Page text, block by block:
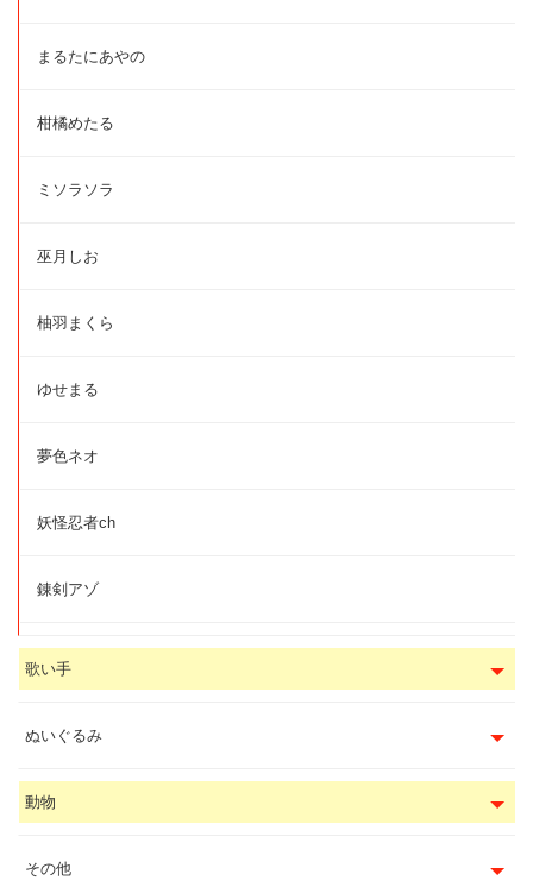
まるたにあやの
柑橘めたる
ミソラソラ
巫月しお
柚羽まくら
ゆせまる
夢色ネオ
妖怪忍者ch
錬剣アゾ
歌い手
ぬいぐるみ
動物
その他